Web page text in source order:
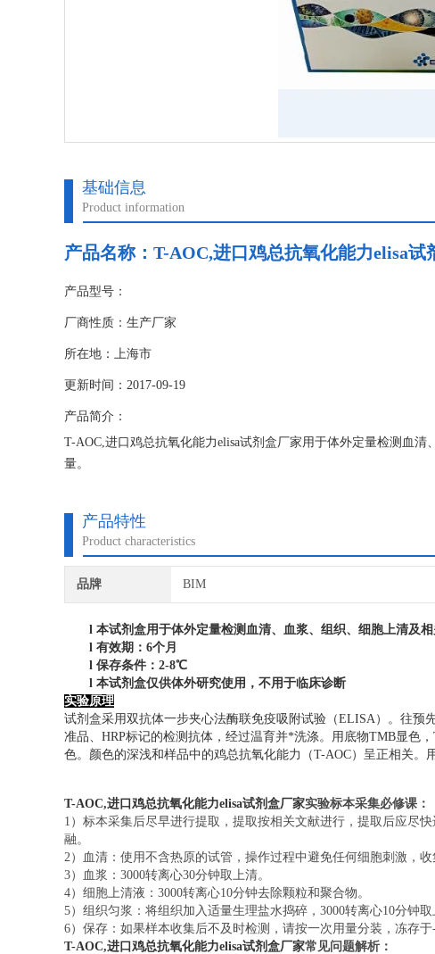
基础信息
Product information
产品名称： T-AOC,进口鸡总抗氧化能力elisa试
产品型号：
厂商性质：生产厂家
所在地：上海市
更新时间：2017-09-19
产品简介：
T-AOC,进口鸡总抗氧化能力elisa试剂盒厂家用于体外定量检测血
量。
产品特性
Product characteristics
品牌 BIM
l 本试剂盒用于体外定量检测血清、血浆、组织、细胞上清及
l 有效期：6个月
l 保存条件： 2-8℃
l 本试剂盒仅供体外研究使用，不用于临床诊断
实验原理
试剂盒采用双抗体一步夹心法酶联免疫吸附试验（ELISA）。往预
准品、HRP标记的检测抗体，经过温育并*洗涤。用底物TMB显色
色。颜色的深浅和样品中的鸡总抗氧化能力（T-AOC）呈正相关。
T-AOC,进口鸡总抗氧化能力elisa试剂盒厂家实验标本采集必修课：
1）标本采集后尽早进行提取，提取按相关文献进行，提取后应尽
融。
2）血清：使用不含热原的试管，操作过程中避免任何细胞刺激，
3）血浆：3000转离心30分钟取上清。
4）细胞上清液：3000转离心10分钟去除颗粒和聚合物。
5）组织匀浆：将组织加入适量生理盐水捣碎，3000转离心10分钟取
6）保存：如果样本收集后不及时检测，请按一次用量分装，冻存
T-AOC,进口鸡总抗氧化能力elisa试剂盒厂家常见问题解析：